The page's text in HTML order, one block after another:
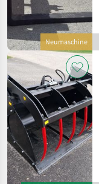
Neumaschine